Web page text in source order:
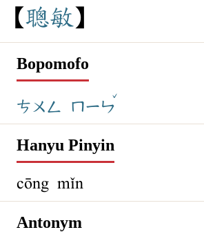
聰敏
Bopomofo
ㄘㄨㄥ ㄇㄧㄣ
ˇ
Hanyu Pinyin
cōng mǐn
Antonym